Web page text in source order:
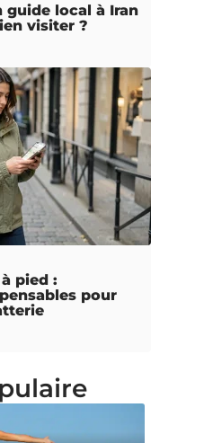
guide local à Iran
visiter ?
pied :
pour